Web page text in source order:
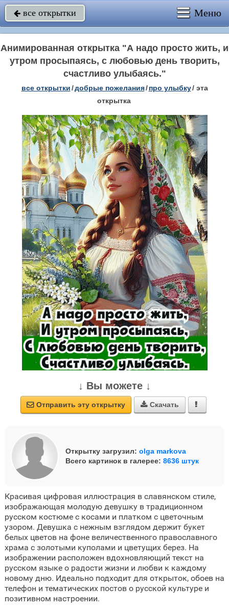
 все открытки Меню
Анимированная открытка "А надо просто жить, и
утром просыпаясь, с любовью день творить,
счастливо улыбаясь."
все открытки/добрые пожелания/ про улыбку/ эта
открытка
↓ Вы можете ↓
 Отправить эту открытку  Скачать 
Открытку загрузил: olga markova
Всего картинок в галерее: 8636 штук
Красивая цифровая иллюстрация в славянском стиле,
изображающая молодую девушку в традиционном
русском костюме с косами и платком с цветочным
узором. Девушка с нежным взглядом держит букет
белых цветов на фоне величественного православного
храма с золотыми куполами и цветущих берез. На
изображении расположен вдохновляющий текст на
русском языке о радости жизни и любви к каждому
новому дню. Идеально подходит для открыток, обоев на
телефон и тематических постов о русской культуре и
позитивном настроении.